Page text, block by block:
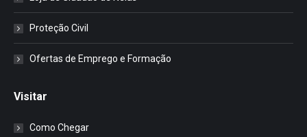
Proteção Civil
Ofertas de Emprego e Formação
Visitar
Como Chegar